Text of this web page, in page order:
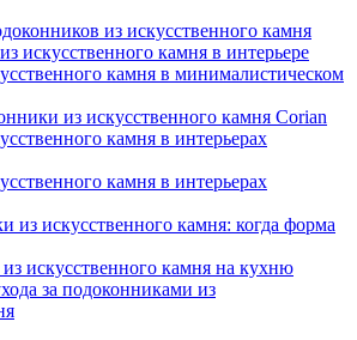
из искусственного камня
искусственного камня в интерьере
камня в минималистическом
из искусственного камня Corian
камня в интерьерах
камня в интерьерах
из искусственного камня: когда форма
искусственного камня на кухню
за подоконниками из